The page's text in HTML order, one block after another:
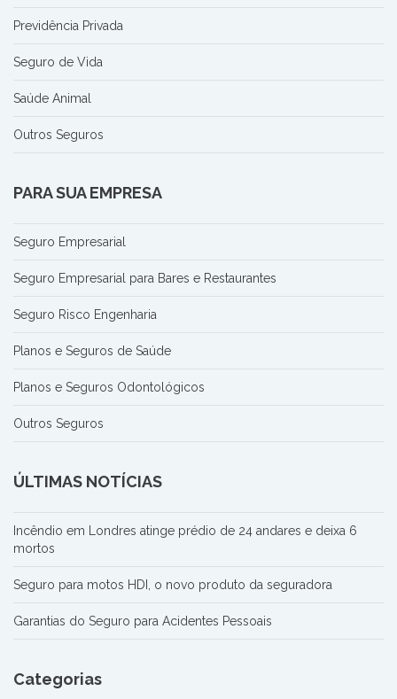
Previdência Privada
Seguro de Vida
Saúde Animal
Outros Seguros
PARA SUA EMPRESA
Seguro Empresarial
Seguro Empresarial para Bares e Restaurantes
Seguro Risco Engenharia
Planos e Seguros de Saúde
Planos e Seguros Odontológicos
Outros Seguros
ÚLTIMAS NOTÍCIAS
Incêndio em Londres atinge prédio de 24 andares e deixa 6
mortos
Seguro para motos HDI, o novo produto da seguradora
Garantias do Seguro para Acidentes Pessoais
Categorias